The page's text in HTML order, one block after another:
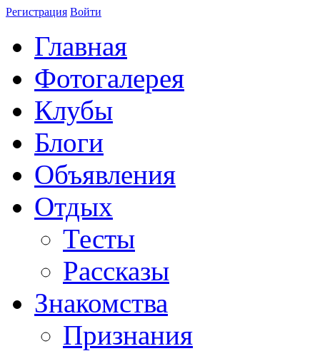
Регистрация Войти
Главная
Фотогалерея
Клубы
Блоги
Объявления
Отдых
Тесты
Рассказы
Знакомства
Признания